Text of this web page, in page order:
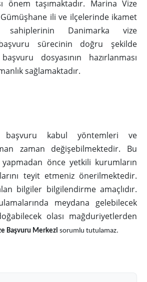
önem taşımaktadır. Marina Vize
ili ve ilçelerinde ikamet
Danimarka vize
sürecinin doğru şekilde
dosyasının hazırlanması
sağlamaktadır.
başvuru kabul yöntemleri ve
zaman değişebilmektedir. Bu
önce yetkili kurumların
teyit etmeniz önerilmektedir.
bilgiler bilgilendirme amaçlıdır.
meydana gelebilecek
olası mağduriyetlerden
Başvuru Merkezi sorumlu tutulamaz.